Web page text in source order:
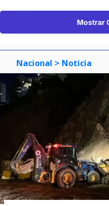
Mostrar
Nacional > Noticia